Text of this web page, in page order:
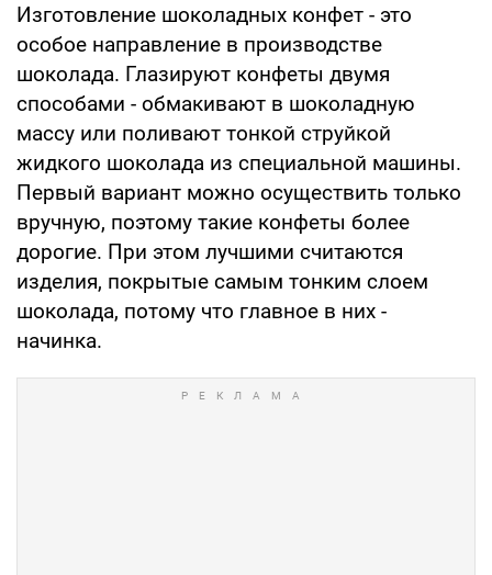
Изготовление шоколадных конфет - это
особое направление в производстве
шоколада. Глазируют конфеты двумя
способами - обмакивают в шоколадную
массу или поливают тонкой струйкой
жидкого шоколада из специальной машины.
Первый вариант можно осуществить только
вручную, поэтому такие конфеты более
дорогие. При этом лучшими считаются
изделия, покрытые самым тонким слоем
шоколада, потому что главное в них -
начинка.